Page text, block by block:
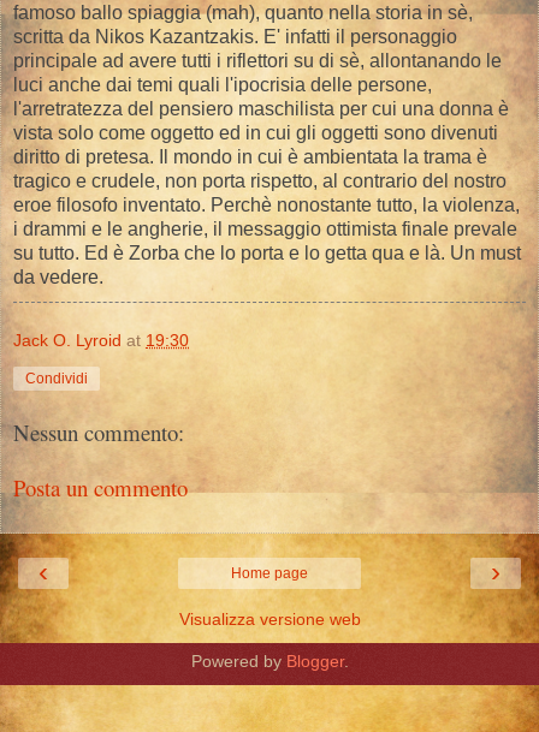
famoso ballo spiaggia (mah), quanto nella storia in sè,
scritta da Nikos Kazantzakis. E' infatti il personaggio
principale ad avere tutti i riflettori su di sè, allontanando le
luci anche dai temi quali l'ipocrisia delle persone,
l'arretratezza del pensiero maschilista per cui una donna è
vista solo come oggetto ed in cui gli oggetti sono divenuti
diritto di pretesa. Il mondo in cui è ambientata la trama è
tragico e crudele, non porta rispetto, al contrario del nostro
eroe filosofo inventato. Perchè nonostante tutto, la violenza,
i drammi e le angherie, il messaggio ottimista finale prevale
su tutto. Ed è Zorba che lo porta e lo getta qua e là. Un must
da vedere.
Jack O. Lyroid at 19:30
Condividi
Nessun commento:
Posta un commento
‹ ›
Home page
Visualizza versione web
Powered by Blogger.